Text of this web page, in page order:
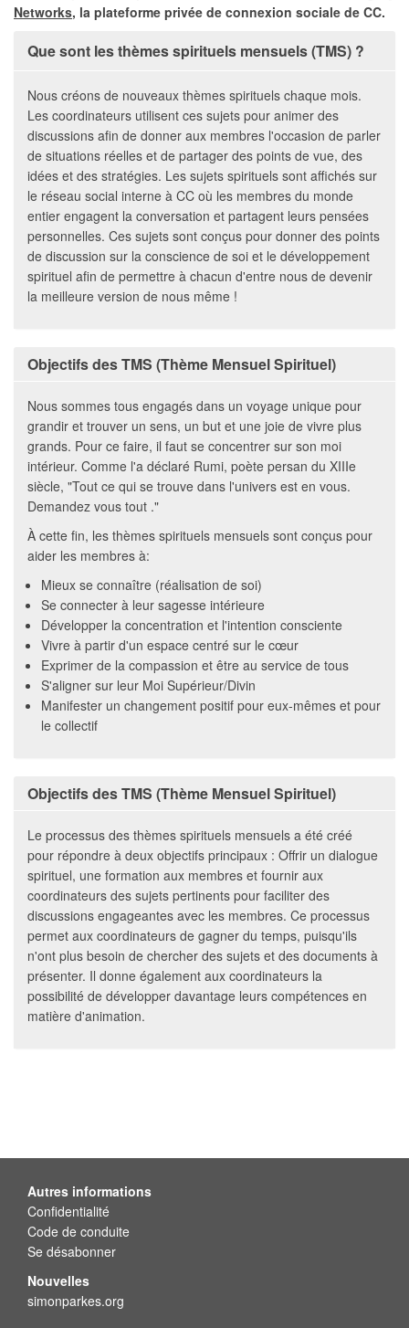
Networks, la plateforme privée de connexion sociale de CC.
Que sont les thèmes spirituels mensuels (TMS) ?
Nous créons de nouveaux thèmes spirituels chaque mois.
Les coordinateurs utilisent ces sujets pour animer des
discussions afin de donner aux membres l'occasion de parler
de situations réelles et de partager des points de vue, des
idées et des stratégies. Les sujets spirituels sont affichés sur
le réseau social interne à CC où les membres du monde
entier engagent la conversation et partagent leurs pensées
personnelles. Ces sujets sont conçus pour donner des points
de discussion sur la conscience de soi et le développement
spirituel afin de permettre à chacun d'entre nous de devenir
la meilleure version de nous même !
Objectifs des TMS (Thème Mensuel Spirituel)
Nous sommes tous engagés dans un voyage unique pour
grandir et trouver un sens, un but et une joie de vivre plus
grands. Pour ce faire, il faut se concentrer sur son moi
intérieur. Comme l'a déclaré Rumi, poète persan du XIIIe
siècle, "Tout ce qui se trouve dans l'univers est en vous.
Demandez vous tout ."
À cette fin, les thèmes spirituels mensuels sont conçus pour
aider les membres à:
Mieux se connaître (réalisation de soi)
Se connecter à leur sagesse intérieure
Développer la concentration et l'intention consciente
Vivre à partir d'un espace centré sur le cœur
Exprimer de la compassion et être au service de tous
S'aligner sur leur Moi Supérieur/Divin
Manifester un changement positif pour eux-mêmes et pour
le collectif
Objectifs des TMS (Thème Mensuel Spirituel)
Le processus des thèmes spirituels mensuels a été créé
pour répondre à deux objectifs principaux : Offrir un dialogue
spirituel, une formation aux membres et fournir aux
coordinateurs des sujets pertinents pour faciliter des
discussions engageantes avec les membres. Ce processus
permet aux coordinateurs de gagner du temps, puisqu'ils
n'ont plus besoin de chercher des sujets et des documents à
présenter. Il donne également aux coordinateurs la
possibilité de développer davantage leurs compétences en
matière d'animation.
Autres informations
Confidentialité
Code de conduite
Se désabonner
Nouvelles
simonparkes.org